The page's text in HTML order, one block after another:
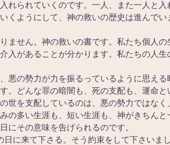
れられていくのです。一人、また一人と
くようにして、神の救いの歴史は進んでい
。
ません。神の救いの書です。私たち個人
入があることが分かります。私たちの人
悪の勢力が力を振るっているように思え
。どんな罪の暗闇も、死の支配も、運命
世を支配しているのは、悪の勢力ではなく
の多い生涯も、短い生涯も、神がきちん
にその意味を告げられるのです。
に来て下さる。そう約束をして下さいまし